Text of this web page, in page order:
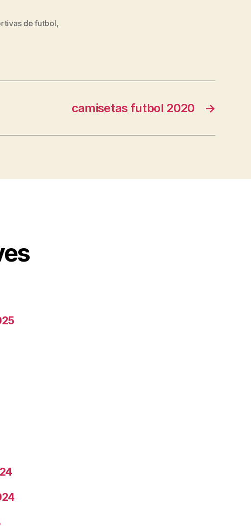
de futbol,
→
camisetas futbol 2020